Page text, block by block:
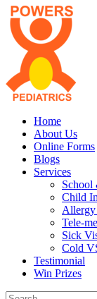
Home
About Us
Online Forms
Blogs
Services
School
Child
Allergy
Tele-
Sick
Cold
Testimonial
Win Prizes